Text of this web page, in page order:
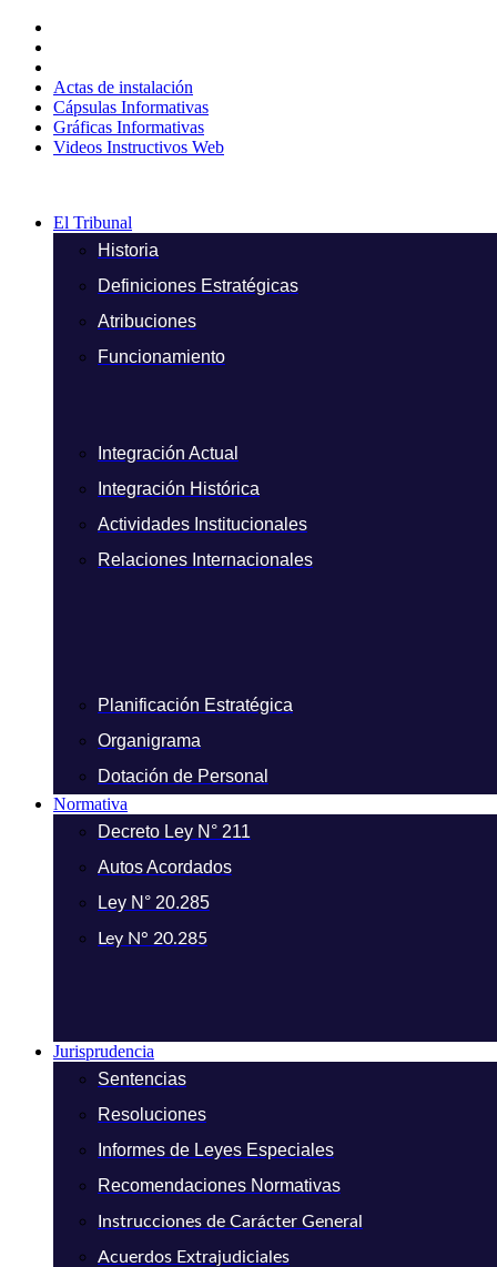
contenido
Actas de instalación
Cápsulas Informativas
Gráficas Informativas
Videos Instructivos Web
El Tribunal
Historia
Definiciones Estratégicas
Atribuciones
Funcionamiento
Integración Actual
Integración Histórica
Actividades Institucionales
Relaciones Internacionales
Planificación Estratégica
Organigrama
Dotación de Personal
Normativa
Decreto Ley N° 211
Autos Acordados
Ley N° 20.285
Ley N° 20.285
Jurisprudencia
Sentencias
Resoluciones
Informes de Leyes Especiales
Recomendaciones Normativas
Instrucciones de Carácter General
Acuerdos Extrajudiciales